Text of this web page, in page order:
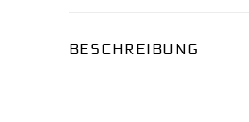
BESCHREIBUNG